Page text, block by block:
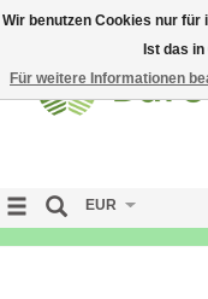
EUR
Wir benutzen Cookies nur für
Ist das
Für weitere Informationen